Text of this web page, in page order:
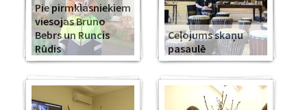
Pie pirmklasniekiem
viesojas Bruno
Bebrs un Runcis
Rūdis
Ceļojums skaņu
pasaulē